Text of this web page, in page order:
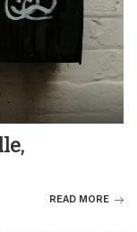
READ MORE